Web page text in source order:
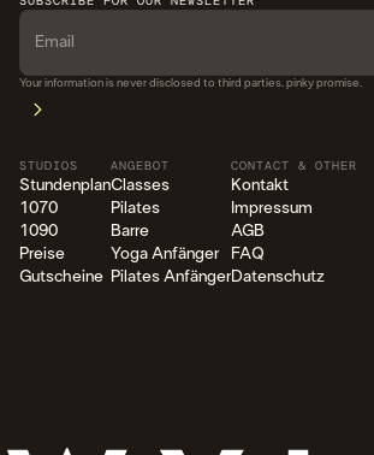
Your information is never disclosed to third parties. pinky promise.
STUDIOS
Stundenplan
1070
1090
Preise
Gutscheine
ANGEBOT
Classes
Pilates
Barre
Yoga Anfänger
Pilates Anfänger
CONTACT & OTHER
Kontakt
Impressum
AGB
FAQ
Datenschutz